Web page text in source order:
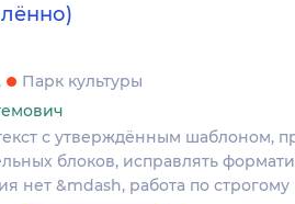
Парк культуры
с утверждённым шаблоном,
блоков, исправлять
нет &mdash, работа по строгому